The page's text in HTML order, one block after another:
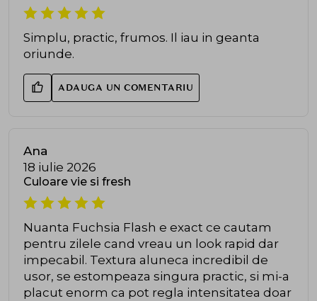
Simplu, practic, frumos. Il iau in geanta
oriunde.
ADAUGA UN COMENTARIU
Ana
18 iulie 2026
Culoare vie si fresh
Nuanta Fuchsia Flash e exact ce cautam
pentru zilele cand vreau un look rapid dar
impecabil. Textura aluneca incredibil de
usor, se estompeaza singura practic, si mi-a
placut enorm ca pot regla intensitatea doar